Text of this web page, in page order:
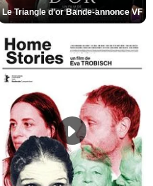
Le Triangle d'or Bande-annonce VF